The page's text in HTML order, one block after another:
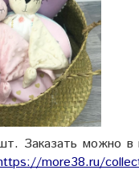
Заказать можно в
more38.ru/